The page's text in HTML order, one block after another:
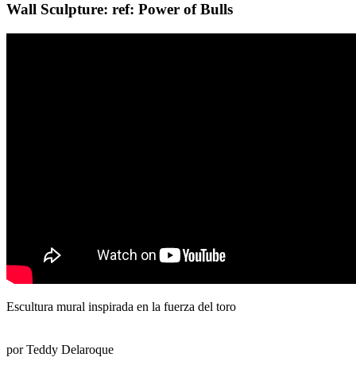
Wall Sculpture: ref: Power of Bulls
Escultura mural inspirada en la fuerza del toro
por Teddy Delaroque